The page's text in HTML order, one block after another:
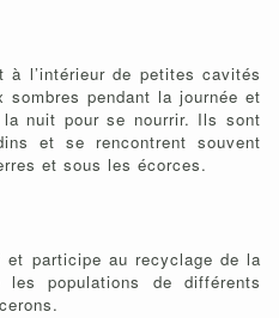
à l’intérieur de petites cavités
pendant la journée et
nuit pour se nourrir. Ils sont
et se rencontrent souvent
et sous les écorces.
participe au recyclage de la
les populations de différents